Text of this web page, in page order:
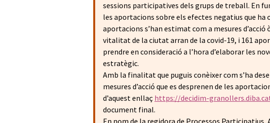
sessions participatives dels grups de treball. En
les aportacions sobre els efectes negatius que
aportacions s’han estimat com a mesures
vitalitat de la ciutat arran de la covid-19, i 161
prendre en consideració a l’hora d’elaborar les
estratègic.
Amb la finalitat que puguis conèixer com s’ha
mesures d’acció que es desprenen de les
d’aquest enllaç https://decidim-
document final.
En nom de la regidora de Processos Participatius,